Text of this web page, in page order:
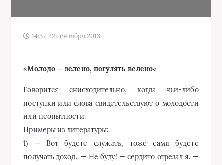
14:37, 22 сентября 2013
«Молодо — зелено, погулять велено«
Говорится снисходительно, когда чьи-либо
поступки или слова свидетельствуют о молодости
или неопытности.
Примеры из литературы:
1) — Вот будете служить, тоже сами будете
получать доход.. — Не буду! — сердито отрезал я. —